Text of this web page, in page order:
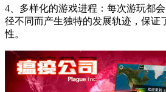
4、多样化的游戏进程：每次游玩都
径不同而产生独特的发展轨迹，保证
性。